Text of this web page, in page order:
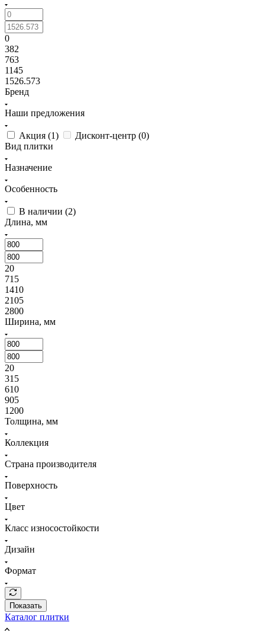
0
382
763
1145
1526.573
Бренд
Наши предложения
Акция (1) Дисконт-центр (0)
Вид плитки
Назначение
Особенность
В наличии (2)
Длина, мм
20
715
1410
2105
2800
Ширина, мм
20
315
610
905
1200
Толщина, мм
Коллекция
Страна производителя
Поверхность
Цвет
Класс износостойкости
Дизайн
Формат
Показать
Каталог плитки